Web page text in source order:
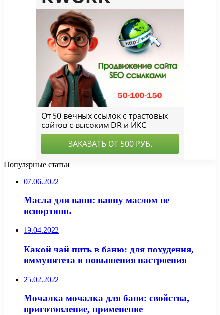
Популярные статьи
07.06.2022
Масла для ванн: ванну маслом не
испортишь
19.04.2022
Какой чай пить в баню: для похудения,
иммунитета и повышения настроения
25.02.2022
Мочалка мочалка для бани: свойства,
приготовление, применение